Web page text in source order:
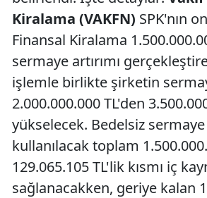
Kiralama (VAKFN) SPK'nın
Finansal Kiralama
sermaye artırımı
işlemle birlikte şirketin
2.000.000.000 TL'den
yükselecek. Bedelsiz sermaye
kullanılacak toplam
129.065.105 TL'lik kısmı iç
sağlanacakken, geriye kalan